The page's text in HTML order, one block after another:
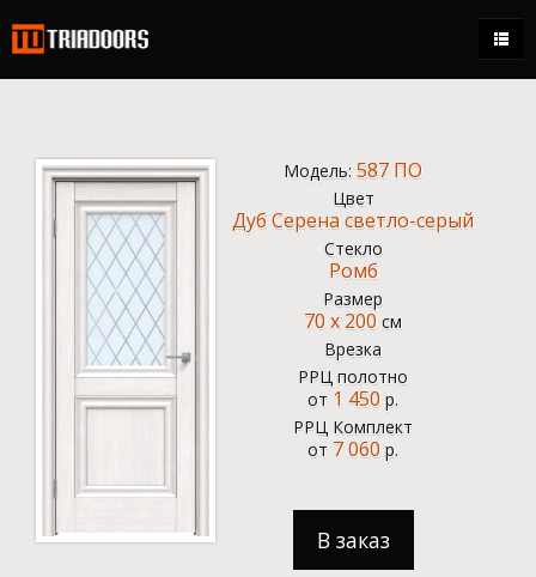
Стать дилером
Контакты
+7 (495) 150-95-21
ежедневно 9:00 - 18:00
0.00 р.
Кабинет
Модель: 587 ПО
Цвет
Дуб Серена светло-серый
Стекло
Ромб
Размер
70 x 200 см
Врезка
РРЦ полотно
от 1 450 р.
РРЦ Комплект
от 7 060 р.
В заказ